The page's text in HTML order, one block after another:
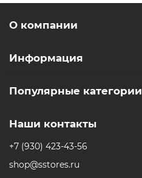
О компании
Информация
Популярные категории
Наши контакты
+7 (930) 423-43-56
shop@sstores.ru